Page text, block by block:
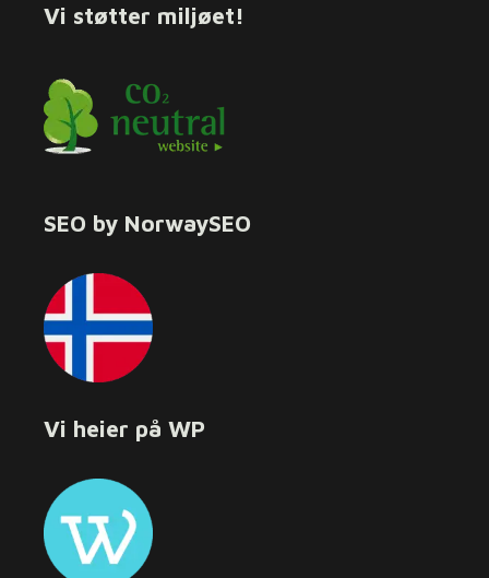
Vi støtter miljøet!
SEO by NorwaySEO
Vi heier på WP